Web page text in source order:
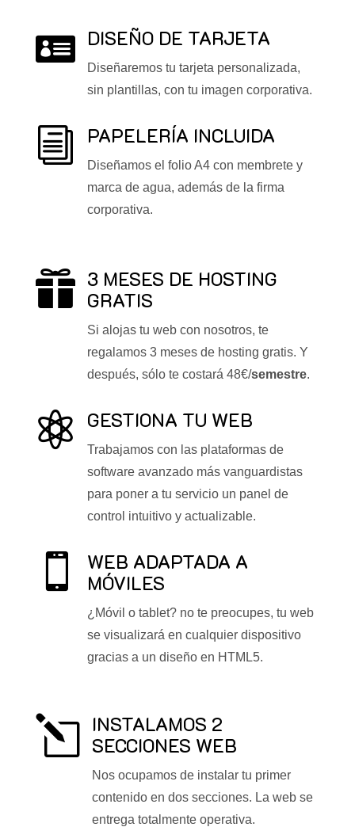
 DISEÑO DE TARJETA
Diseñaremos tu tarjeta personalizada,
sin plantillas, con tu imagen corporativa.
i PAPELERÍA INCLUIDA
Diseñamos el folio A4 con membrete y
marca de agua, además de la firma
corporativa.
 3 MESES DE HOSTING
GRATIS
Si alojas tu web con nosotros, te
regalamos 3 meses de hosting gratis. Y
después, sólo te costará 48€/semestre.
 GESTIONA TU WEB
Trabajamos con las plataformas de
software avanzado más vanguardistas
para poner a tu servicio un panel de
control intuitivo y actualizable.

WEB ADAPTADA A
MÓVILES
¿Móvil o tablet? no te preocupes, tu web
se visualizará en cualquier dispositivo
gracias a un diseño en HTML5.
l INSTALAMOS 2
SECCIONES WEB
Nos ocupamos de instalar tu primer
contenido en dos secciones. La web se
entrega totalmente operativa.